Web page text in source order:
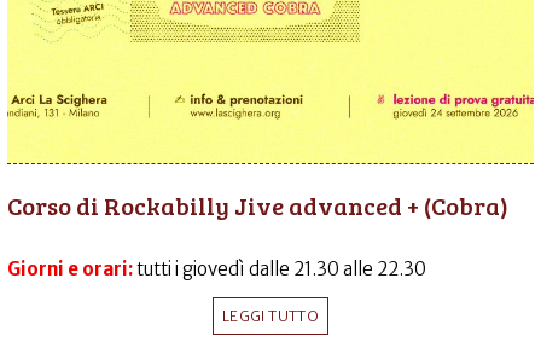
Corso di Rockabilly Jive advanced + (Cobra)
Giorni e orari:tutti i giovedì dalle 21.30 alle 22.30
LEGGI TUTTO